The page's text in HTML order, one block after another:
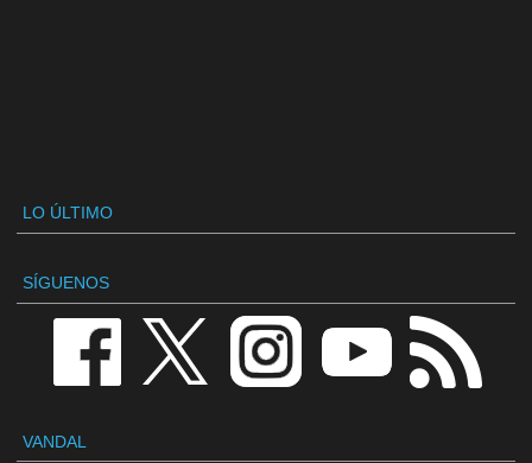
LO ÚLTIMO
SÍGUENOS
VANDAL